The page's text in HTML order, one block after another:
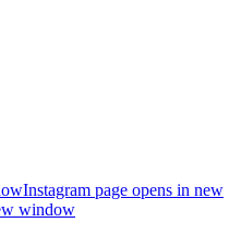
Instagram page opens in new
window